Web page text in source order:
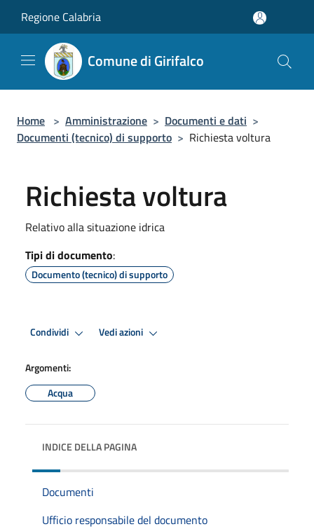
Regione Calabria
Comune di Girifalco
Home > Amministrazione > Documenti e dati >
Documenti (tecnico) di supporto > Richiesta voltura
Richiesta voltura
Relativo alla situazione idrica
Tipi di documento:
Documento (tecnico) di supporto
Condividi Vedi azioni
Argomenti:
Acqua
INDICE DELLA PAGINA
Documenti
Ufficio responsabile del documento